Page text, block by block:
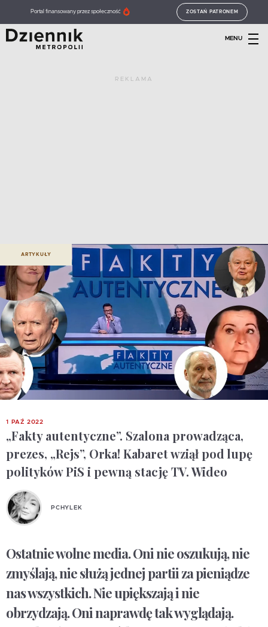
Portal finansowany przez społeczność ZOSTAŃ PATRONEM
MENU
REKLAMA
ARTYKUŁY
1 PAŹ 2022
„Fakty autentyczne”. Szalona prowadząca,
prezes, „Rejs”, Orka! Kabaret wziął pod lupę
polityków PiS i pewną stację TV. Wideo
PCHYLEK
Ostatnie wolne media. Oni nie oszukują, nie
zmyślają, nie służą jednej partii za pieniądze
nas wszystkich. Nie upiększają i nie
obrzydzają. Oni naprawdę tak wyglądają.